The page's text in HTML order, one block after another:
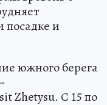
посадке и
южного берега
Zhetysu. С 15 по